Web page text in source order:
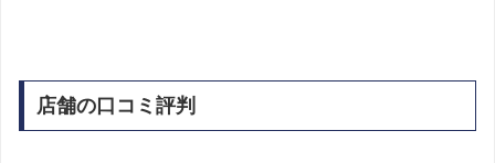
店舗の口コミ評判